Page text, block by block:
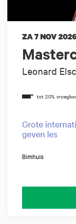
Leonard
ZA 7 NOV 2026
Grote
geven les
Bimhuis